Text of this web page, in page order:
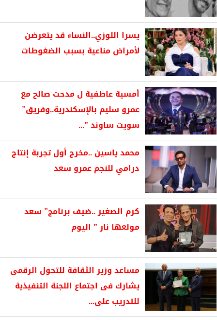
يسرا اللوزي..النساء قد يتعرضن
لأمراض مناعية بسبب الضغوطات
أمسية عاطفية ل مدحت صالح مع
عمرو سليم بالإسكندرية..وفريق”
سويت ساوند ”...
محمد ياسين ..مخرج أول تجربة إنتاج
درامي للنجم عمرو سعد
كرم الصغير ..ضيف برنامج” سعد
مولعها نار ” اليوم
مساعد وزير الثقافة للتحول الرقمى
يشارك فى اجتماع اللجنة التنفيذية
للتدريب على...